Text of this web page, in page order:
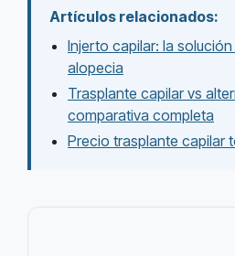
Artículos relacionados:
Injerto capilar: la
alopecia
Trasplante capilar vs
comparativa completa
Precio trasplante capilar